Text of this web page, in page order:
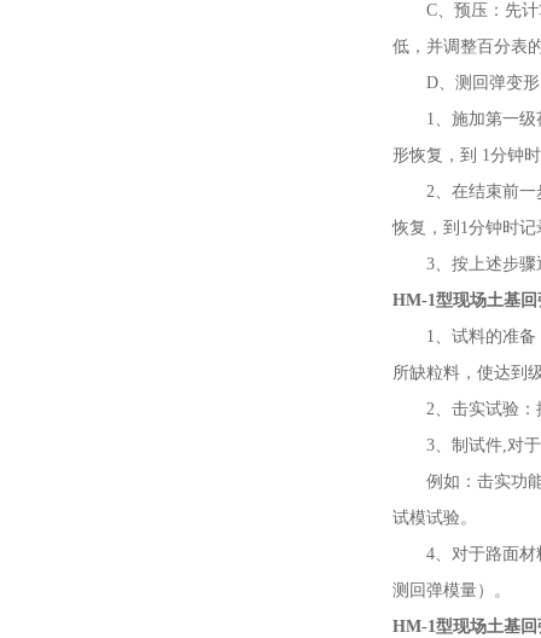
C、预压：先计算
低，并调整百分表
D、测回弹变形
1、施加第一级荷
形恢复，到 1分钟
2、在结束前一步
恢复，到1分钟时
3、按上述步骤逐
HM-1型现场土基
1、试料的准备：
所缺粒料，使达到
2、击实试验：
3、制试件,对于
例如：击实功
试模试验。
4、对于路面材料
测回弹模量）。
HM-1型现场土基